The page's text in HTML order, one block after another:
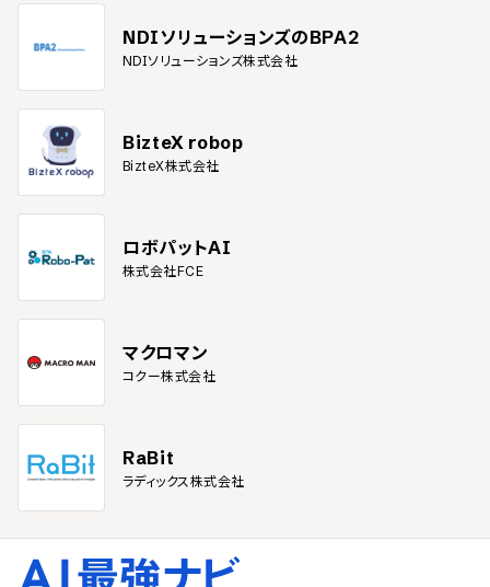
NDIソリューションズのBPA2
NDIソリューションズ株式会社
BizteX robop
BizteX株式会社
ロボパットAI
株式会社FCE
マクロマン
コクー株式会社
RaBit
ラディックス株式会社